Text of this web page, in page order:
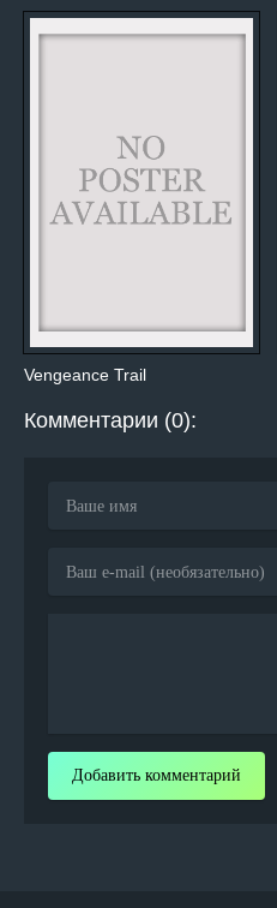
Vengeance Trail
Комментарии (0):
Добавить комментарий